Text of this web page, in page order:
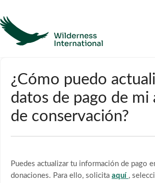
Página de inicio
Póngase en contacto con
¿Cómo puedo
datos de pago de mi
de conservación?
Puedes actualizar tu información de pago
donaciones. Para ello, solicita aquí ,